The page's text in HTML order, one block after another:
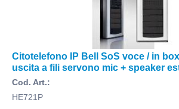
Citotelefono IP Bell SoS voce / in
uscita a fili servono mic + speaker
Cod. Art.:
HE721P